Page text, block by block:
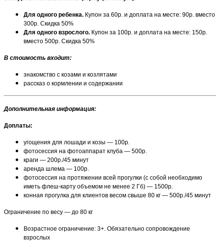
Для одного ребенка. Купон за 60р. и доплата на месте: 90р. вместо
300р. Скидка 50%
Для одного взрослого. Купон за 100р. и доплата на месте: 150р.
вместо 500р. Скидка 50%
В стоимость входит:
знакомство с козами и козлятами
рассказ о кормлении и содержании
Дополнительная информация:
Доплаты:
угощения для лошади и козы — 100р.
фотосессия на фотоаппарат клуба — 500р.
краги — 200р./45 минут
аренда шлема — 100р.
фотосессия на протяжении всей прогулки (с собой необходимо
иметь флеш-карту объемом не менее 2 Гб) — 1500р.
конная прогулка для клиентов весом свыше 80 кг — 500р./45 минут
Ограничение по весу — до 80 кг
Возрастное ограничение: 3+. Обязательно сопровождение
взрослых